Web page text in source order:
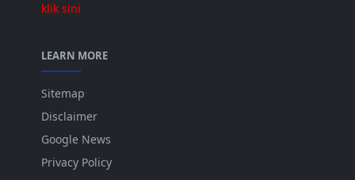
klik sini
LEARN MORE
Sitemap
Disclaimer
Google News
Privacy Policy